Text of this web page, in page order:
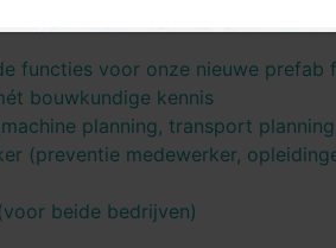
functies voor onze nieuwe prefab
bouwkundige kennis
planning, transport
(preventie medewerker,
beide bedrijven)